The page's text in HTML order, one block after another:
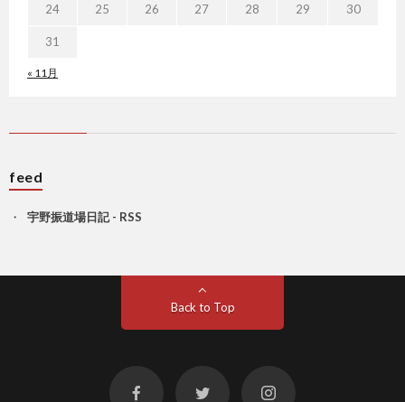
« 11月
24 25 26 27 28 29 30
31
feed
宇野振道場日記 - RSS
Back to Top